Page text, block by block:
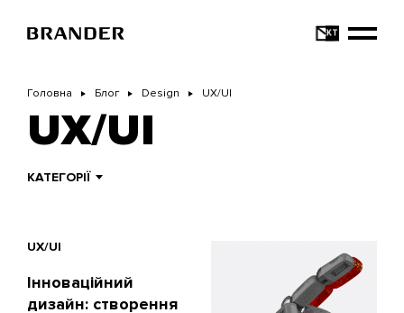
основного
Головна Блог Design UX/UI
UX/UI
КАТЕГОРІЇ
UX/UI
Інноваційний
дизайн: створення